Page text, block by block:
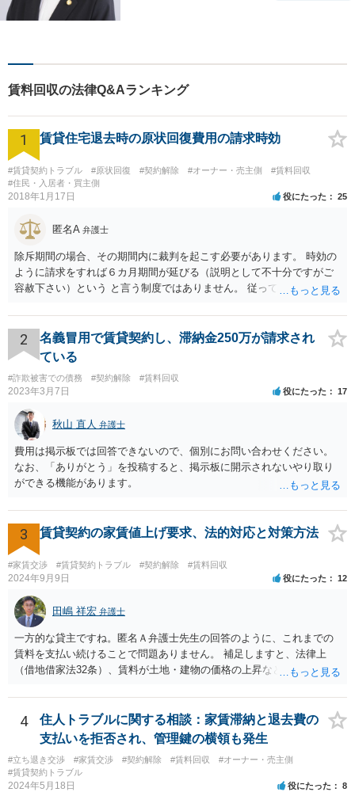
ご相談は、内容によって、初
す。
賃料回収の法律Q&Aランキング
1 賃貸住宅退去時の原状回復費用の請求時効
#賃貸契約トラブル #原状回復 #契約解除 #オーナー・売主側
#賃料回収
#住民・入居者・買主側
2018年1月17日 役にたった 25
匿名A 弁護士
除斥期間の場合、その期間内に裁判を起こす必要があります。 時効の
ように請求をすれば６カ月期間が延びる（説明として不十分ですがご
容赦下さい）という と言う制度ではありません。 従って、理論上は１
2
名義冒用で賃貸契約し、滞納金250万が請求され
ている
#詐欺被害での債務 #契約解除 #賃料回収
2023年3月7日 役にたった 17
秋山 直人 弁護士
費用は掲示板では回答できないので、個別にお問い合わせください。
なお、「ありがとう」を投稿すると、掲示板に開示されないやり取り
ができる機能があります。
3 賃貸契約の家賃値上げ要求、法的対応と対策方法
#家賃交渉 #賃貸契約トラブル #契約解除 #賃料回収
2024年9月9日 役にたった 12
田嶋 祥宏 弁護士
一方的な貸主ですね。匿名Ａ弁護士先生の回答のように、これまでの
賃料を支払い続けることで問題ありません。 補足しますと、法律上
（借地借家法32条）、賃料が土地・建物の価格の上昇などの経済事情
は、「契約条件にかかわらず」、当事者は賃料の増減を請求できる、
とされています。 「不相当」かどうかは、貸主から、近隣相場の上昇
を示す同種賃貸物件の根拠資料などを提示してもらわないと判断でき
ませんよね。ご相談者様のケースでは、こうした資料が示されていな
いと思われることと、１０％が相当がどうかが分からないので、「不
相当」という判断ができないから賃料増額には応じないという主張が
4
住人トラブルに関する相談：家賃滞納と退去費の
支払いを拒否され、管理鍵の横領も発生
#立ち退き交渉 #家賃交渉 #契約解除 #賃料回収
#オーナー・売主側
#賃貸契約トラブル
2024年5月18日 役にたった 8